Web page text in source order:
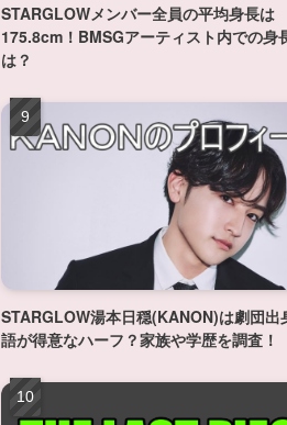
STARGLOWメンバー全員の平均身長は
175.8cm！BMSGアーティスト内での身
は？
STARGLOW湯本日穏(KANON)は劇団出
語が得意なハーフ？家族や学歴を調査！